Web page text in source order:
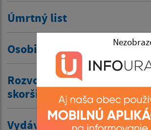
Úmrtný list
Osobitná matrika
Rozvod manželstva a prijatie
skoršieho priezviska
Vydávanie výpisov z